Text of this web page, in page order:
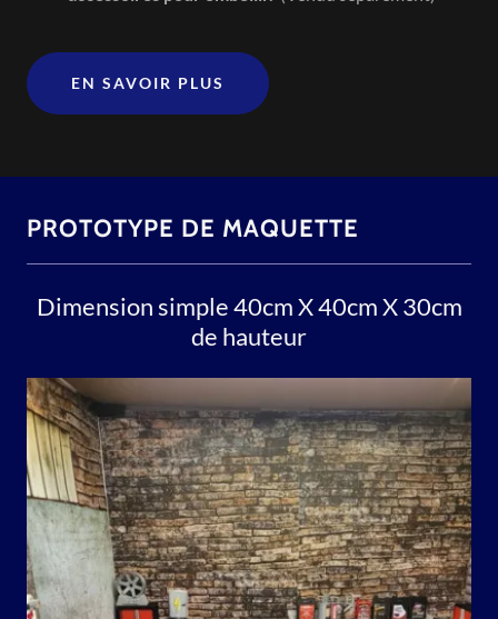
EN SAVOIR PLUS
PROTOTYPE DE MAQUETTE
Dimension simple 40cm X 40cm X 30cm
de hauteur